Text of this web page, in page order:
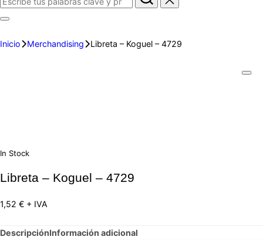
Inicio Merchandising Libreta – Koguel – 4729
In Stock
Libreta – Koguel – 4729
1,52 € + IVA
DescripciónInformación adicional